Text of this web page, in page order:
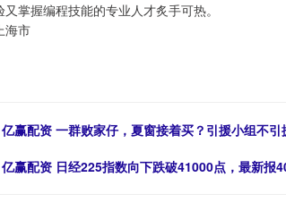
掌握编程技能的专业人才炙手可热。
海市
亿赢配资 一群败家仔，夏窗接着买？引援小组不
亿赢配资 日经225指数向下跌破41000点，最新报